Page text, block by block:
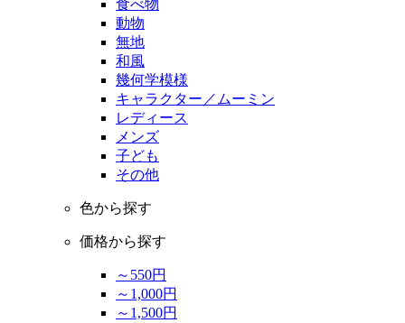
食べ物
動物
無地
和風
幾何学模様
キャラクター／ムーミン
レディース
メンズ
子ども
その他
色から探す
価格から探す
～550円
～1,000円
～1,500円